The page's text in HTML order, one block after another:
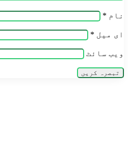
نام *
ای میل *
ویب‌ سائٹ